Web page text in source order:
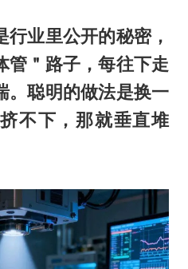
业里公开的秘密，
管＂路子，每往下走
。聪明的做法是换一
不下，那就垂直堆